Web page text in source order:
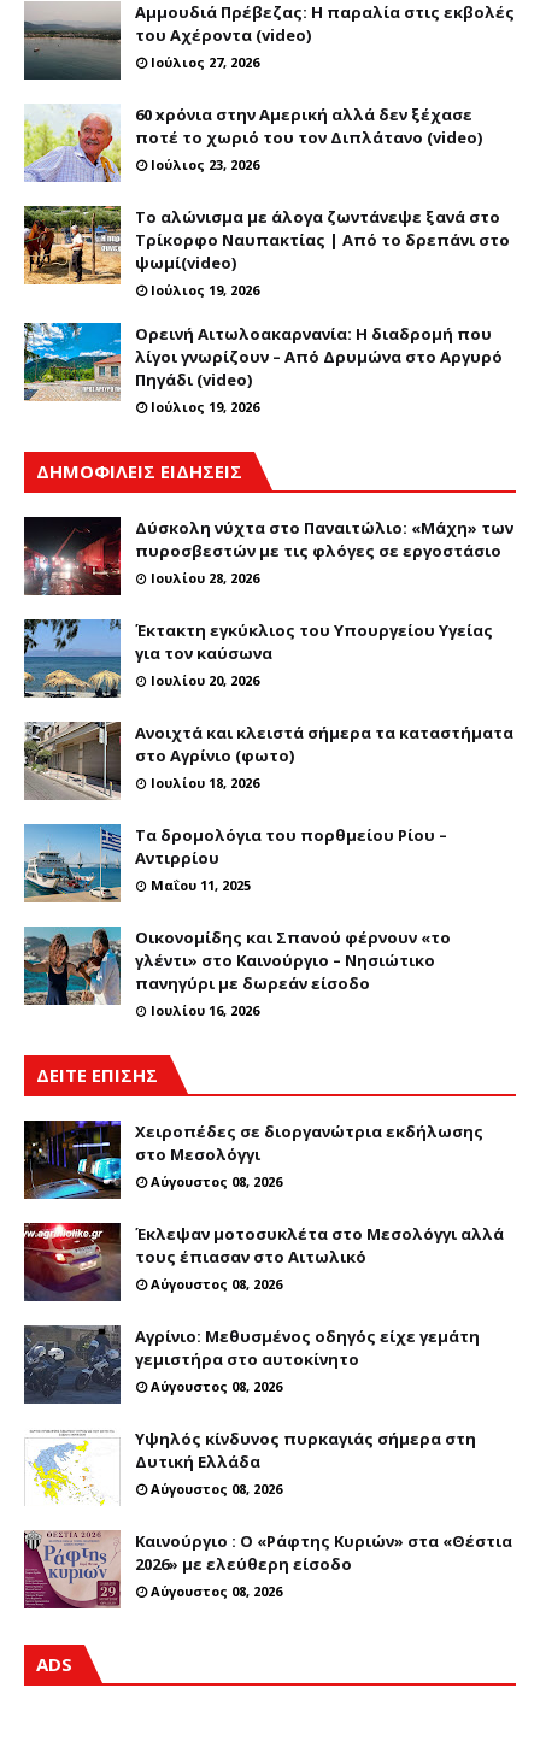
Αμμουδιά Πρέβεζας: Η παραλία στις εκβολές
του Αχέροντα (video)
Ιούλιος 27, 2026
60 xρόνια στην Αμερική αλλά δεν ξέχασε
ποτέ το χωριό του τον Διπλάτανο (video)
Ιούλιος 23, 2026
Το αλώνισμα με άλογα ζωντάνεψε ξανά στο
Τρίκορφο Ναυπακτίας | Από το δρεπάνι στο
ψωμί(video)
Ιούλιος 19, 2026
Ορεινή Αιτωλοακαρνανία: Η διαδρομή που
λίγοι γνωρίζουν – Από Δρυμώνα στο Αργυρό
Πηγάδι (video)
Ιούλιος 19, 2026
ΔΗΜΟΦΙΛΕΙΣ ΕΙΔΗΣΕΙΣ
Δύσκολη νύχτα στο Παναιτώλιο: «Μάχη» των
πυροσβεστών με τις φλόγες σε εργοστάσιο
Ιουλίου 28, 2026
Έκτακτη εγκύκλιος του Υπουργείου Υγείας
για τον καύσωνα
Ιουλίου 20, 2026
Ανοιχτά και κλειστά σήμερα τα καταστήματα
στο Αγρίνιο (φωτο)
Ιουλίου 18, 2026
Τα δρομολόγια του πορθμείου Ρίου –
Αντιρρίου
Μαΐου 11, 2025
Οικονομίδης και Σπανού φέρνουν «το
γλέντι» στο Καινούργιο – Νησιώτικο
πανηγύρι με δωρεάν είσοδο
Ιουλίου 16, 2026
ΔΕΙΤΕ ΕΠΙΣΗΣ
Χειροπέδες σε διοργανώτρια εκδήλωσης
στο Μεσολόγγι
Αύγουστος 08, 2026
Έκλεψαν μοτοσυκλέτα στο Μεσολόγγι αλλά
τους έπιασαν στο Αιτωλικό
Αύγουστος 08, 2026
Αγρίνιο: Μεθυσμένος οδηγός είχε γεμάτη
γεμιστήρα στο αυτοκίνητο
Αύγουστος 08, 2026
Υψηλός κίνδυνος πυρκαγιάς σήμερα στη
Δυτική Ελλάδα
Αύγουστος 08, 2026
Καινούργιο : Ο «Ράφτης Κυριών» στα «Θέστια
2026» με ελεύθερη είσοδο
Αύγουστος 08, 2026
ADS